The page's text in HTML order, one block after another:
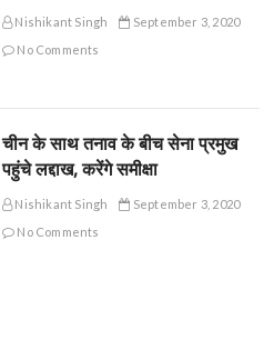
Nishikant Singh
September 3, 2020
No Comments
चीन के साथ तनाव के बीच सेना प्रमुख
पहुंचे लद्दाख, करेंगे समीक्षा
Nishikant Singh
September 3, 2020
No Comments